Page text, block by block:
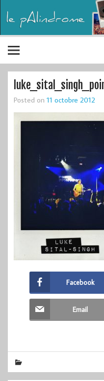
Posted on 11 octobre 2012
Facebook
Email